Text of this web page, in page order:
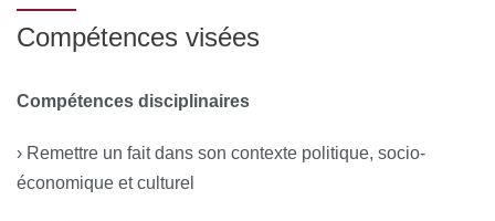
l’Antiquité au monde contemporain) ; une attention
soutenue au travail en petits groupes bien encadrés ; une
universitaire ; une attention constante portée à l’insertion
parisien et un suivi personnalisé des étudiants de L1 ; de
multiples possibilités de mobilité internationale.
Compétences visées
Compétences disciplinaires
› Remettre un fait dans son contexte politique, socio-
économique et culturel